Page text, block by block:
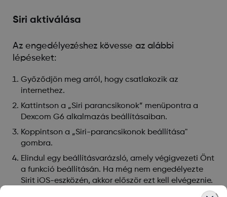
Siri aktiválása
Az engedélyezéshez kövesse az alábbi
lépéseket:
Győződjön meg arról, hogy csatlakozik az
internethez.
Kattintson a „Siri parancsikonok” menüpontra a
Dexcom G6 alkalmazás beállításaiban.
Koppintson a „Siri-parancsikonok beállítása"
gombra.
Elindul egy beállításvarázsló, amely végigvezeti Önt
a funkció beállításán. Ha még nem engedélyezte
Sirit iOS-eszközén, akkor először ezt kell elvégeznie.